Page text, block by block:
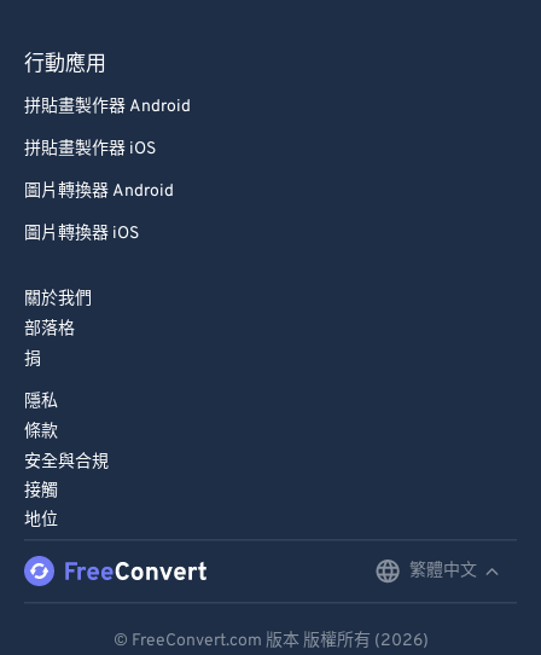
行動應用
拼貼畫製作器 Android
拼貼畫製作器 iOS
圖片轉換器 Android
圖片轉換器 iOS
關於我們
部落格
捐
隱私
條款
安全與合規
接觸
地位
繁體中文
© FreeConvert.com 版本 版權所有 (2026)